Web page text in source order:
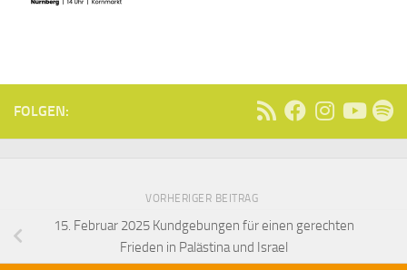
FOLGEN:
VORHERIGER BEITRAG
15. Februar 2025 Kundgebungen für einen gerechten
Frieden in Palästina und Israel